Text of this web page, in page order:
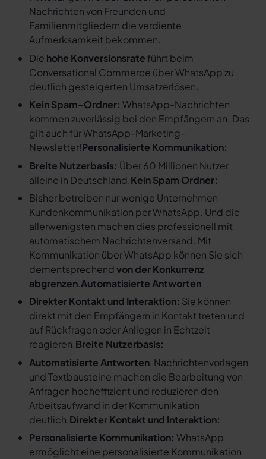
Nachrichten von Freunden und
Familienmitgliedern die verdiente
Aufmerksamkeit bekommen.
Die hohe Konversionsrate führt beim
Conversational Commerce über WhatsApp zu
deutlich gesteigerten Umsatzerlösen.
Kein Spam-Ordner: WhatsApp-Nachrichten
kommen zuverlässig bei den Empfängern an. Das
gilt auch für WhatsApp-Marketing-
Newsletter!Personalisierte Kommunikation:
Breite Nutzerbasis: Über 60 Millionen Nutzer
alleine in Deutschland.Kein Spam Ordner:
Bisher betreiben nur wenige Unternehmen
Kundenkommunikation per WhatsApp. Und die
allerwenigsten machen dies professionell mit
automatischem Nachrichtenversand. Mit
Kommunikation über WhatsApp können Sie sich
dementsprechendvon der Konkurrenz
abgrenzen.Automatisierte Antworten
Direkter Kontakt und Interaktion: Sie können
direkt mit den Empfängern in Kontakt treten und
auf Rückfragen oder Anliegen in Echtzeit
reagieren.Breite Nutzerbasis:
Automatisierte Antworten, Nachrichtenvorlagen
und Textbausteine machen die Bearbeitung von
Anfragen hocheffizient und reduzieren den
Arbeitsaufwand in der Kommunikation
deutlich.Direkter Kontakt und Interaktion:
Personalisierte Kommunikation: WhatsApp
ermöglicht eine personalisierte Kommunikation